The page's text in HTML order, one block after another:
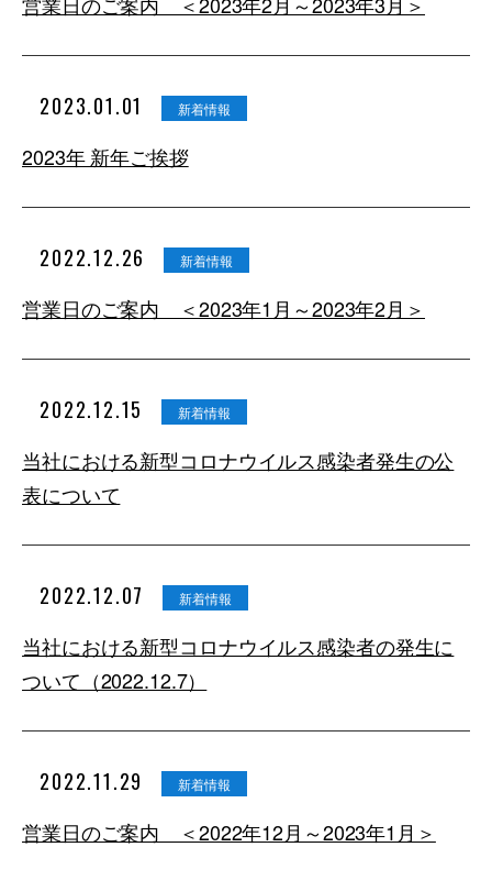
2023.01.01 新着情報
2023年 新年ご挨拶
2022.12.26 新着情報
営業日のご案内 ＜2023年1月～2023年2月＞
2022.12.15 新着情報
当社における新型コロナウイルス感染者発生の公
表について
2022.12.07 新着情報
当社における新型コロナウイルス感染者の発生に
ついて（2022.12.7）
2022.11.29 新着情報
営業日のご案内 ＜2022年12月～2023年1月＞